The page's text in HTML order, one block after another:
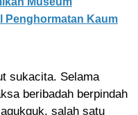
Penghormatan Kaum
sukacita. Selama
beribadah berpindah
salah satu